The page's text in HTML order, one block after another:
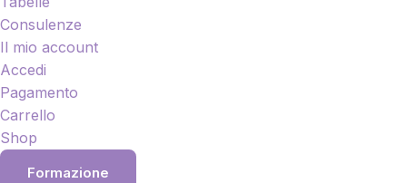
Consulenze
Il mio account
Accedi
Pagamento
Carrello
Shop
Formazione